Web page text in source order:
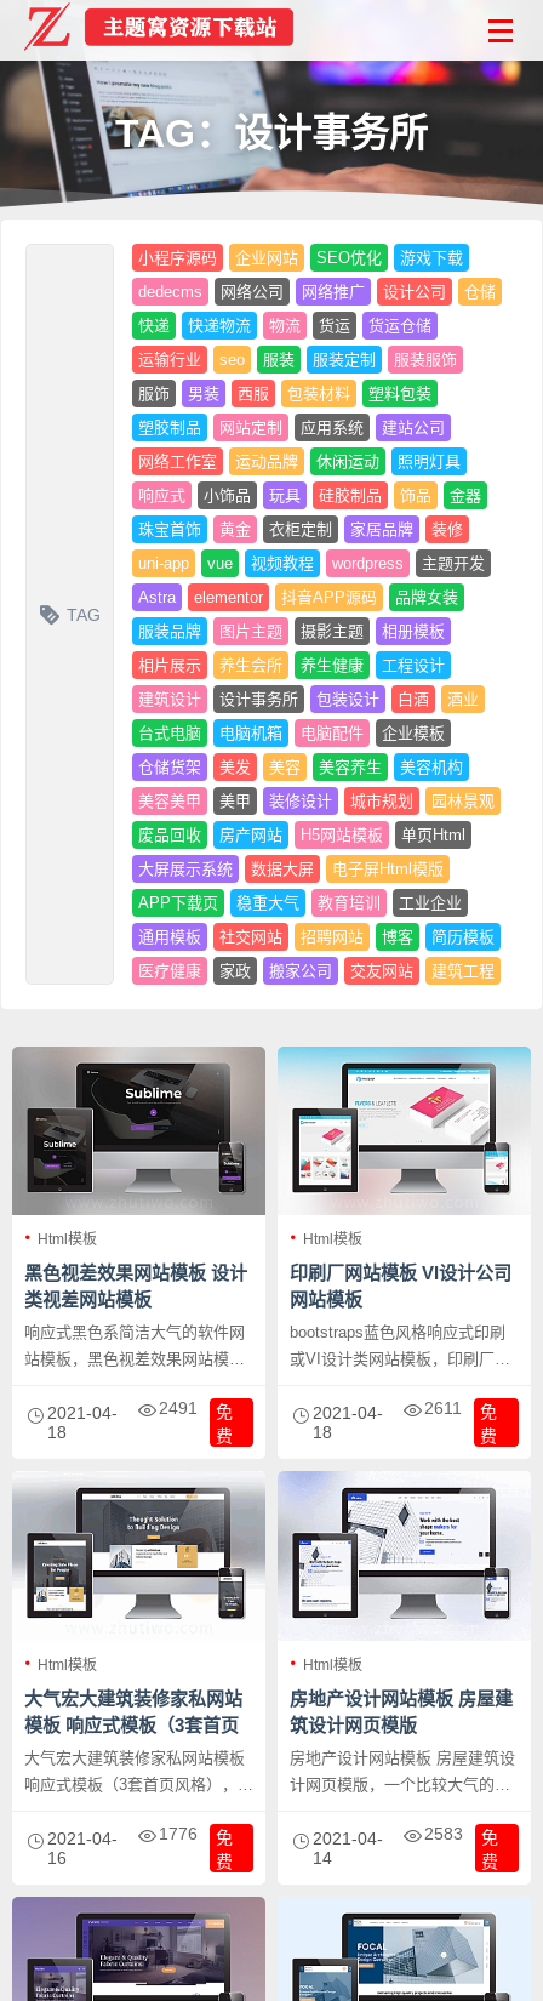
TAG：设计事务所
TAG
小程序源码 企业网站 SEO优化
游戏下载
dedecms
网络公司 网络推广 设计公司
仓储
快递
快递物流 物流 货运
货运仓储
运输行业
seo 服装 服装定制
服装服饰
服饰
男装 西服 包装材料
塑料包装
塑胶制品
网站定制 应用系统
建站公司
网络工作室
运动品牌 休闲运动
照明灯具
响应式
小饰品 玩具 硅胶制品 饰品
金器
珠宝首饰
黄金 衣柜定制 家居品牌
装修
uni-app
vue 视频教程 wordpress
主题开发
Astra
elementor 抖音APP源码
品牌女装
服装品牌
图片主题 摄影主题
相册模板
相片展示
养生会所 养生健康
工程设计
建筑设计
设计事务所 包装设计 白酒
酒业
台式电脑
电脑机箱 电脑配件
企业模板
仓储货架
美发 美容 美容养生
美容机构
美容美甲
美甲 装修设计 城市规划
园林景观
废品回收
房产网站 H5网站模板
单页Html
大屏展示系统
数据大屏
电子屏Html模版
APP下载页
稳重大气 教育培训
工业企业
通用模板
社交网站 招聘网站 博客
简历模板
医疗健康
家政 搬家公司 交友网站 建筑工程
Html模板
黑色视差效果网站模板 设计
类视差网站模板
响应式黑色系简洁大气的软件网
站模板，黑色视差效果网站模板
的一个模板，比较通用型的一个
模板。
2021-04-
18
2491
免
费
Html模板
印刷厂网站模板 VI设计公司
网站模板
bootstraps蓝色风格响应式印刷
或VI设计类网站模板，印刷厂网
应式设计公司网站模版下载，
SEO布局友好。
2021-04-
18
2611
免
费
Html模板
大气宏大建筑装修家私网站
模板 响应式模板（3套首页
风格）
大气宏大建筑装修家私网站模板
响应式模板（3套首页风格），挺
合建筑工程项目、装修装饰工程
公司、家俱家私工厂以及设计公
2021-04-
16
1776
免
费
Html模板
房地产设计网站模板 房屋建
筑设计网页模版
房地产设计网站模板 房屋建筑设
计网页模版，一个比较大气的房
一种大品牌、大公司的气息。
2021-04-
14
2583
免
费